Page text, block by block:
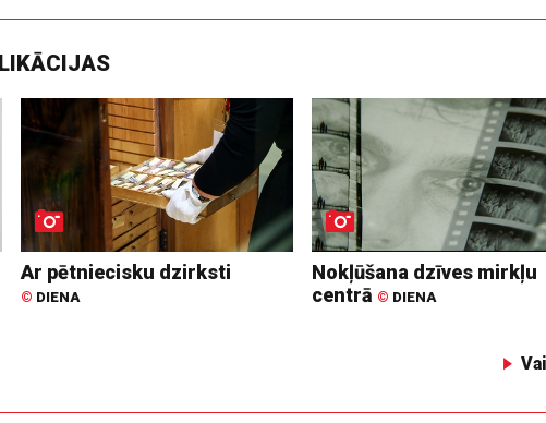
Ar pētniecisku dzirksti
© DIENA
Nokļūšana dzīves mirkļu
centrā © DIENA